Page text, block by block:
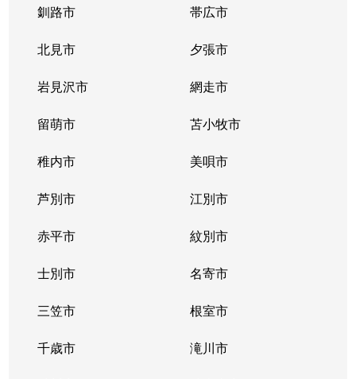
釧路市 帯広市
北見市 夕張市
岩見沢市 網走市
留萌市 苫小牧市
稚内市 美唄市
芦別市 江別市
赤平市 紋別市
士別市 名寄市
三笠市 根室市
千歳市 滝川市